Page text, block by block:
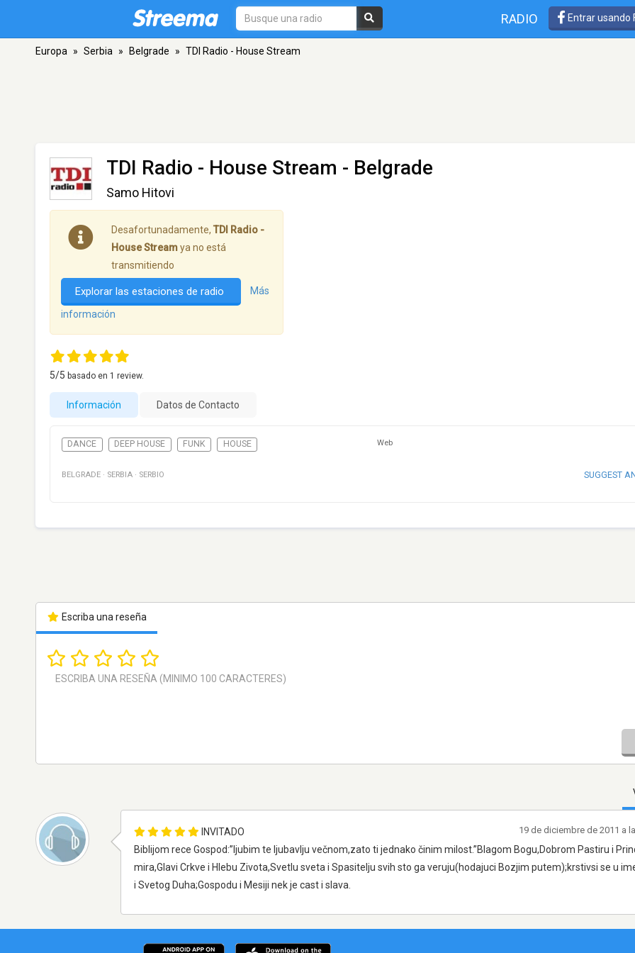
RADIO Entrar usando
Europa » Serbia » Belgrade » TDI Radio - House Stream
TDI Radio - House Stream - Belgrade
Samo Hitovi
Desafortunadamente, TDI Radio -
House Streamya no está
transmitiendo
Explorar las estaciones de radio Más
información
5/5 basado en 1 review.
Información Datos de Contacto
DANCE DEEP HOUSE FUNK HOUSE Web
BELGRADE · SERBIA · SERBIO SUGGEST
Escriba una reseña
INVITADO
Biblijom rece Gospod:”ljubim te ljubavlju večnom,zato ti jednako činim milost.”Blagom Bogu,Dobrom Pastiru i
mira,Glavi Crkve i Hlebu Zivota,Svetlu sveta i Spasitelju svih sto ga veruju(hodajuci Bozjim putem);krstivsi se u
i Svetog Duha;Gospodu i Mesiji nek je cast i slava.
19 de diciembre de 2011 a